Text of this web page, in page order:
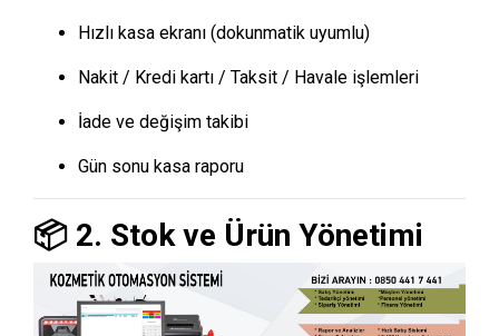
Hızlı kasa ekranı (dokunmatik uyumlu)
Nakit / Kredi kartı / Taksit / Havale işlemleri
İade ve değişim takibi
Gün sonu kasa raporu
📦 2. Stok ve Ürün Yönetimi